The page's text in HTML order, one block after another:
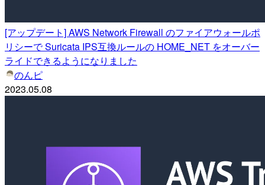
[アップデート] AWS Network Firewall のファイアウォールポ
リシーで Suricata IPS互換ルールの HOME_NET をオーバー
ライドできるようになりました
のんピ
2023.05.08